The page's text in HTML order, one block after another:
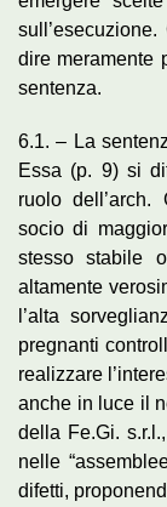
dire meramente
sentenza.
6.1. – La
Essa (p. 9) si
ruolo
socio di
stesso stabile
altamente
l’alta
pregnanti
realizzare
anche in luce il
della Fe.Gi.
nelle
difetti,